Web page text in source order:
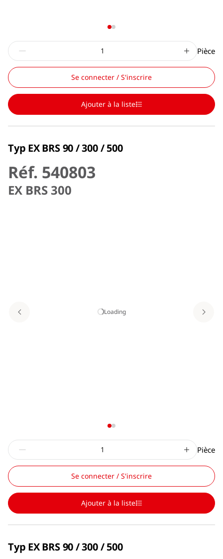
Pièce
Se connecter / S'inscrire
Ajouter à la liste
Typ EX BRS 90 / 300 / 500
Réf. 540803
EX BRS 300
Loading
Pièce
Se connecter / S'inscrire
Ajouter à la liste
Typ EX BRS 90 / 300 / 500